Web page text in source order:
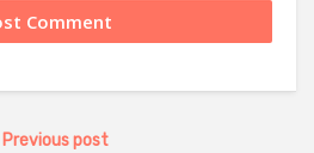
Previous post